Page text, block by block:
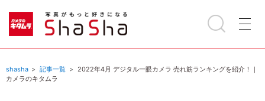
shasha 記事一覧
2022年4月 デジタル一眼カメラ 売れ筋ランキングを紹介！｜
カメラのキタムラ